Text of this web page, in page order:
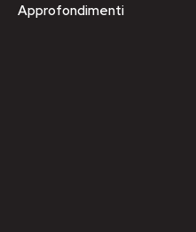
Approfondimenti